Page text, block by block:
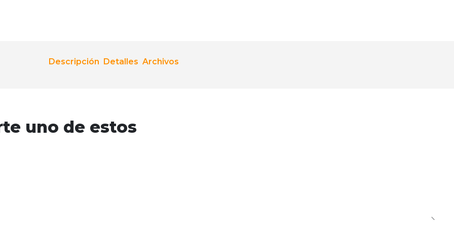
Descripción Detalles Archivos
uno de estos